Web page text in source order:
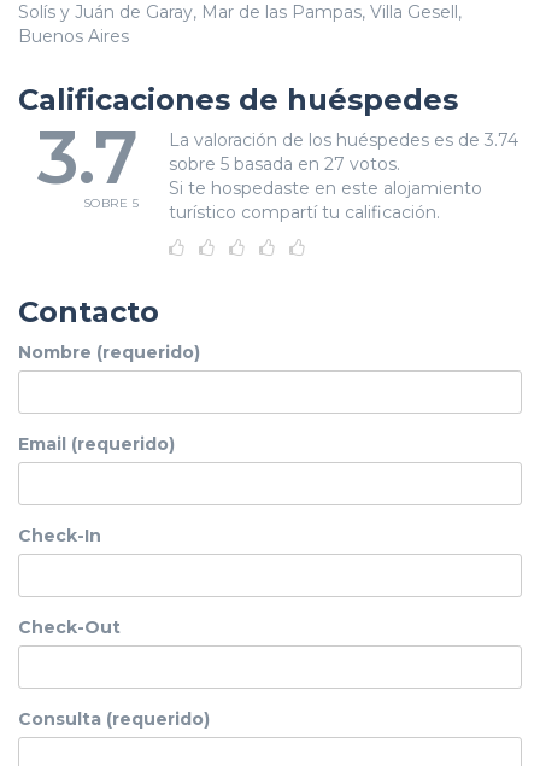
Solís y Juán de Garay, Mar de las Pampas, Villa Gesell,
Buenos Aires
Calificaciones de huéspedes
3.7
SOBRE 5
La valoración de los huéspedes es de 3.74
sobre 5 basada en 27 votos.
Si te hospedaste en este alojamiento
turístico compartí tu calificación.
Contacto
Nombre (requerido)
Email (requerido)
Check-In
Check-Out
Consulta (requerido)